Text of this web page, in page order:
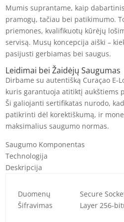
Mumis suprantame, kaip
pramogų, tačiau bei patikimumo.
priemones, kvalifikuotų kūrėjų
servisą. Musų koncepcija aiški –
pasijusti gerbiamas bei saugus.
Leidimai bei Žaidėjų Saugumas
Dirbame su autentišką Curaçao E-
kuris garantuoja atitiktį aukštiems
Ši galiojanti sertifikatas nurodo,
patikrinti dėl korektiškumą, ir
maksimalius saugumo normas.
Saugumo Komponentas
Technologija
Deskripcija
Duomenų
Šifravimas
Secure
Layer 256-